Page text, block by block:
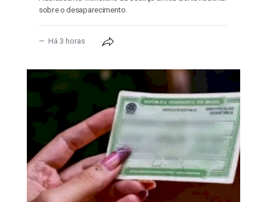
sobre o desaparecimento.
Há 3 horas